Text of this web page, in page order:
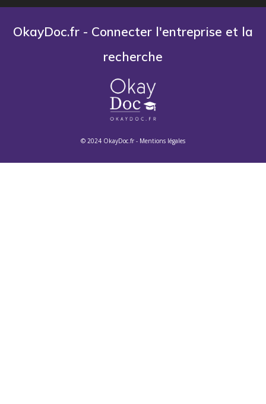
OkayDoc.fr - Connecter l'entreprise et la
recherche
© 2024 OkayDoc.fr - Mentions légales